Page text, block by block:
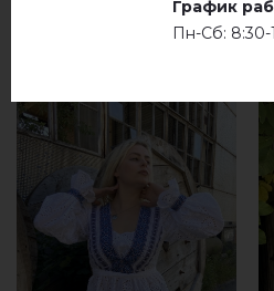
РЕКОМЕНДУЕМЫЕ
График
Пн-Сб: 8:30-